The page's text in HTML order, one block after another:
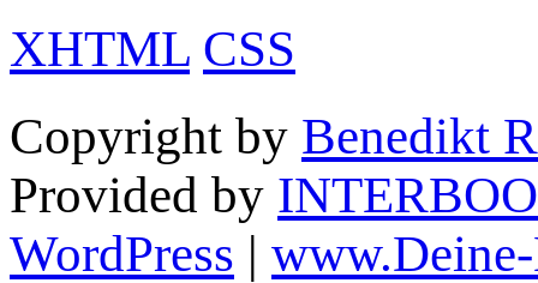
XHTML CSS
Copyright by Benedikt
Provided by
WordPress |